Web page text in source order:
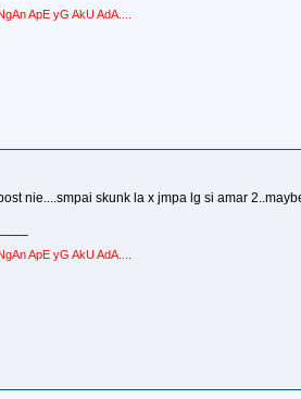
ApE yG AkU AdA....
nie....smpai skunk la x jmpa lg si amar
ApE yG AkU AdA....